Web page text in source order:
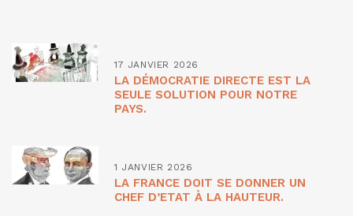
17 JANVIER 2026
LA DÉMOCRATIE DIRECTE EST LA
SEULE SOLUTION POUR NOTRE
PAYS.
1 JANVIER 2026
LA FRANCE DOIT SE DONNER UN
CHEF D’ETAT À LA HAUTEUR.